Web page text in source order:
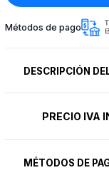
Métodos de pago
DESCRIPCIÓN
PRECIO IVA
MÉTODOS DE